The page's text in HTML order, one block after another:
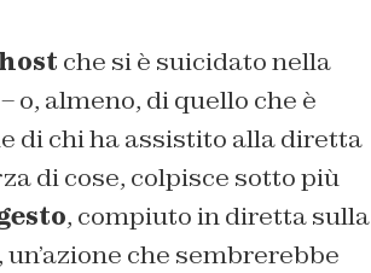
che si è suicidato nella
almeno, di quello che è
di chi ha assistito alla diretta
di cose, colpisce sotto più
, compiuto in diretta sulla
che sembrerebbe